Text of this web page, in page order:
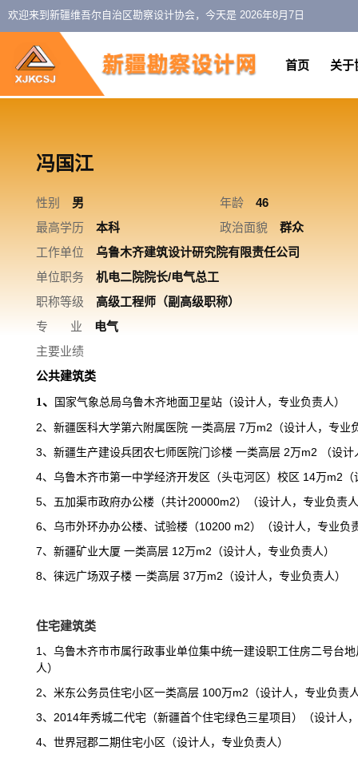
欢迎来到新疆维吾尔自治区勘察设计协会，今天是 2026年8月7日
首页 关于
冯国江
性别 男 年龄
46
最高学历
本科 政治面貌
群众
工作单位
乌鲁木齐建筑设计研究院有限责任公司
单位职务
机电二院院长/电气总工
职称等级
高级工程师（副高级职称）
专 业
电气
主要业绩
公共建筑类
1、
国家气象总局乌鲁木齐地面卫星站（设计人，专业负责人）
2、新疆医科大学第六附属医院 一类高层 7万m2（设计人，专业
3、新疆生产建设兵团农七师医院门诊楼 一类高层 2万m2 （设计
4、乌鲁木齐市第一中学经济开发区（头屯河区）校区 14万m2
5、五加渠市政府办公楼（共计20000m2）（设计人，专业负责
6、乌市外环办办公楼、试验楼（10200 m2）（设计人，专业负
7、新疆矿业大厦 一类高层 12万m2（设计人，专业负责人）
8、徕远广场双子楼 一类高层 37万m2（设计人，专业负责人）
住宅建筑类
1 、乌鲁木齐市市属行政事业单位集中统一建设职工住房二号台
人）
2、米东公务员住宅小区一类高层 100万m2（设计人，专业负责
3、2014年秀城二代宅（新疆首个住宅绿色三星项目）（设计人
4、世界冠郡二期住宅小区（设计人，专业负责人）